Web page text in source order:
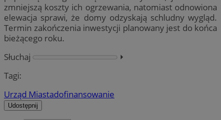
zmniejszą koszty ich ogrzewania, natomiast odnowiona
elewacja sprawi, że domy odzyskają schludny wygląd.
Termin zakończenia inwestycji planowany jest do końca
bieżącego roku.
Słuchaj
⏵︎
Tagi:
Urząd Miastadofinansowanie
Udostępnij